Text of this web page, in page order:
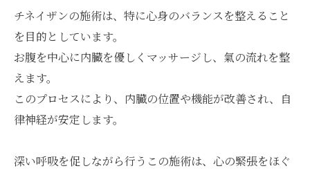
チネイザンの施術は、特に心身のバランスを整えること
を目的としています。
お腹を中心に内臓を優しくマッサージし、氣の流れを整
えます。
このプロセスにより、内臓の位置や機能が改善され、自
律神経が安定します。
深い呼吸を促しながら行うこの施術は、心の緊張をほぐ